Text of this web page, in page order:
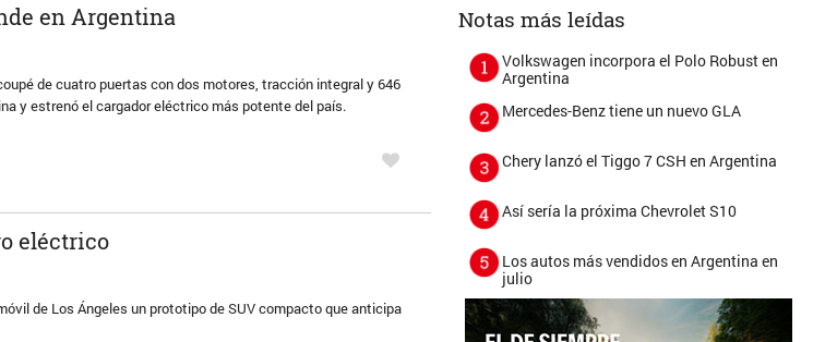
en Argentina
de cuatro puertas con dos motores, tracción integral y 646
y estrenó el cargador eléctrico más potente del país.
eléctrico
de Los Ángeles un prototipo de SUV compacto que anticipa
Notas más leídas
Volkswagen incorpora el Polo Robust en
Argentina
Mercedes-Benz tiene un nuevo GLA
Chery lanzó el Tiggo 7 CSH en Argentina
Así sería la próxima Chevrolet S10
Los autos más vendidos en Argentina en
julio